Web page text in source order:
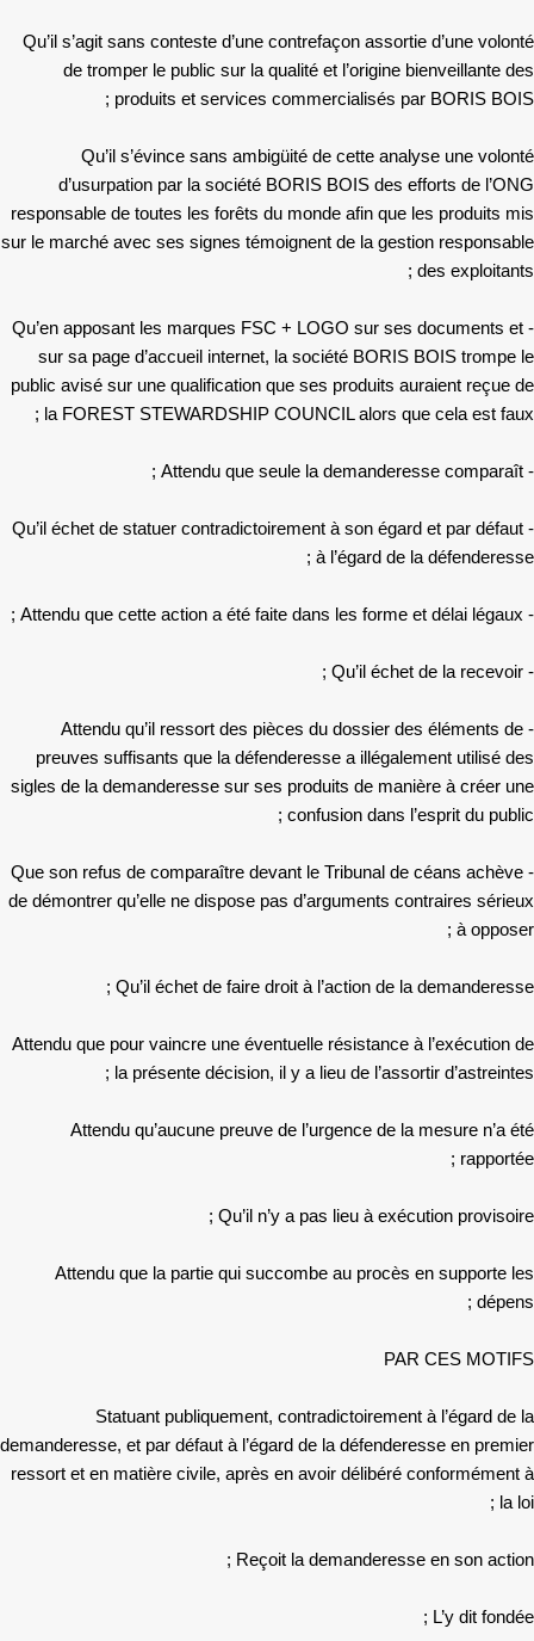
Qu’il s’agit sans conteste d’une contrefaçon assortie d’une volonté
de tromper le public sur la qualité et l’origine bienveillante des
produits et services commercialisés par BORIS BOIS ;
Qu’il s’évince sans ambigüité de cette analyse une volonté
d’usurpation par la société BORIS BOIS des efforts de l’ONG
responsable de toutes les forêts du monde afin que les produits mis
sur le marché avec ses signes témoignent de la gestion responsable
des exploitants ;
- Qu’en apposant les marques FSC + LOGO sur ses documents et
sur sa page d’accueil internet, la société BORIS BOIS trompe le
public avisé sur une qualification que ses produits auraient reçue de
la FOREST STEWARDSHIP COUNCIL alors que cela est faux ;
- Attendu que seule la demanderesse comparaît ;
- Qu’il échet de statuer contradictoirement à son égard et par défaut
à l’égard de la défenderesse ;
- Attendu que cette action a été faite dans les forme et délai légaux ;
- Qu’il échet de la recevoir ;
- Attendu qu’il ressort des pièces du dossier des éléments de
preuves suffisants que la défenderesse a illégalement utilisé des
sigles de la demanderesse sur ses produits de manière à créer une
confusion dans l’esprit du public ;
- Que son refus de comparaître devant le Tribunal de céans achève
de démontrer qu’elle ne dispose pas d’arguments contraires sérieux
à opposer ;
Qu’il échet de faire droit à l’action de la demanderesse ;
Attendu que pour vaincre une éventuelle résistance à l’exécution de
la présente décision, il y a lieu de l’assortir d’astreintes ;
Attendu qu’aucune preuve de l’urgence de la mesure n’a été
rapportée ;
Qu’il n’y a pas lieu à exécution provisoire ;
Attendu que la partie qui succombe au procès en supporte les
dépens ;
PAR CES MOTIFS
Statuant publiquement, contradictoirement à l’égard de la
demanderesse, et par défaut à l’égard de la défenderesse en premier
ressort et en matière civile, après en avoir délibéré conformément à
la loi ;
Reçoit la demanderesse en son action ;
L’y dit fondée ;